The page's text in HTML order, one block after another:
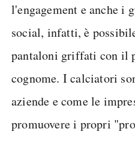
l'engagement e anche i
social, infatti, è
pantaloni griffati con il
cognome. I calciatori
aziende e come le
promuovere i propri